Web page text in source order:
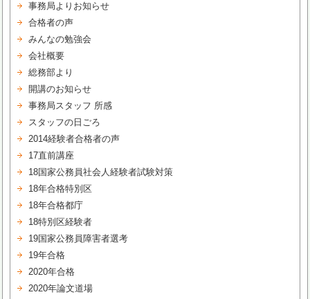
事務局よりお知らせ
合格者の声
みんなの勉強会
会社概要
総務部より
開講のお知らせ
事務局スタッフ 所感
スタッフの日ごろ
2014経験者合格者の声
17直前講座
18国家公務員社会人経験者試験対策
18年合格特別区
18年合格都庁
18特別区経験者
19国家公務員障害者選考
19年合格
2020年合格
2020年論文道場